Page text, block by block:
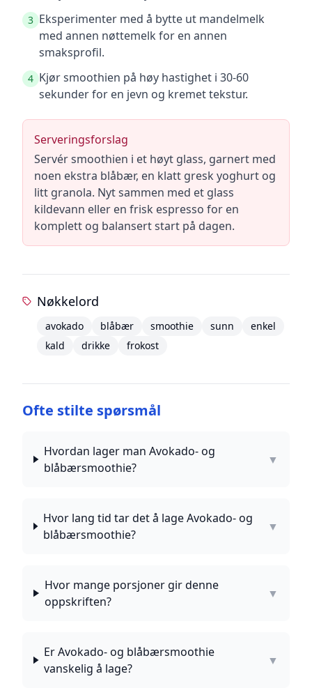
3 Eksperimenter med å bytte ut mandelmelk
med annen nøttemelk for en annen
smaksprofil.
4 Kjør smoothien på høy hastighet i 30-60
sekunder for en jevn og kremet tekstur.
Serveringsforslag
Servér smoothien i et høyt glass, garnert med
noen ekstra blåbær, en klatt gresk yoghurt og
litt granola. Nyt sammen med et glass
kildevann eller en frisk espresso for en
komplett og balansert start på dagen.
Nøkkelord
avokado blåbær smoothie sunn
enkel
kald
drikke frokost
Ofte stilte spørsmål
Hvordan lager man Avokado- og
blåbærsmoothie?
▼
Hvor lang tid tar det å lage Avokado- og
blåbærsmoothie?
▼
Hvor mange porsjoner gir denne
oppskriften?
▼
Er Avokado- og blåbærsmoothie
vanskelig å lage?
▼